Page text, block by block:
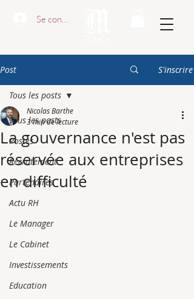
Se connecter
Post S'inscrire
Tous les posts
Postes
Recrutement
Partenaires
Actu RH
Le Manager
Le Cabinet
Investissements
Education
Tous les posts
La gouvernance n'est pas
réservée aux entreprises
en difficulté
Nicolas Barthe
3 min de lecture